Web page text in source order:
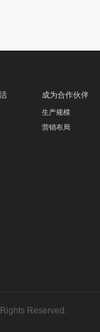
成为合作伙伴
生产规模
营销布局
Reserved.